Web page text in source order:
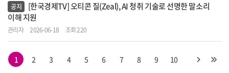
공지
[한국경제TV] 오티콘 질(Zeal), AI 청취 기술로 선명한 말소리
이해 지원
관리자 2026-06-18 조회 220
1 2 3 4 5 6 7 8 9 10